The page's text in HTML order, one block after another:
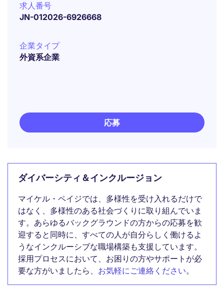
求人番号
JN-012026-6926668
企業タイプ
外資系企業
応募
ダイバーシティ＆インクルージョン
マイケル・ペイジでは、多様性を受け入れるだけで
はなく、多様性のある社会づくりに取り組んでいま
す。あらゆるバックグラウンドの方からの応募を歓
迎すると同時に、すべての人が自分らしく働けるよ
うなインクルーシブな職場構築も支援しています。
採用プロセスにおいて、お困りの方やサポートが必
要な方がいましたら、 お気軽にご連絡ください。